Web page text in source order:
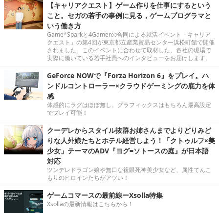
【キャリアクエスト】ゲーム作りを仕事にするという
こと。セガの若手の事例に見る，ゲームプログラマと
いう働き方
Game*Sparkと4Gamerの合同による就活イベント「キャリア
クエスト」の第4回が東京都立産業貿易センター浜松町館で開催
されました。このイベントに合わせて取材した、各社の現場で
実際に働いている若手社員へのインタビューをお届けします。
GeForce NOWで『Forza Horizon 6』をプレイ。ハ
ンドルコントローラー×クラウドゲーミングの底力を体
感
体感的にラグはほぼ無し。グラフィックスはもちろん最高設定
でプレイ可能！
クーデレからスタイル抜群お姉さんまでよりどりみど
りな人外娘たちとホテル経営しよう！「クトゥルフ×美
少女」テーマのADV『ヨグ=ソトースの庭』が日本語
対応
ツンデレドラゴン娘や無口な複眼死神美少女など、属性てんこ
もりのヒロインたちがアツい！
ゲームコマースの最前線ーXsolla特集
Xsollaの最新情報はこちらから！